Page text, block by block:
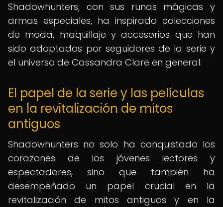
Shadowhunters, con sus runas mágicas y
armas especiales, ha inspirado colecciones
de moda, maquillaje y accesorios que han
sido adoptados por seguidores de la serie y
el universo de Cassandra Clare en general.
El papel de la serie y las películas
en la revitalización de mitos
antiguos
Shadowhunters no solo ha conquistado los
corazones de los jóvenes lectores y
espectadores, sino que también ha
desempeñado un papel crucial en la
revitalización de mitos antiguos y en la